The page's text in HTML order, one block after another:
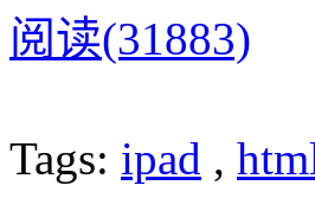
阅读(31883)
Tags: ipad ,